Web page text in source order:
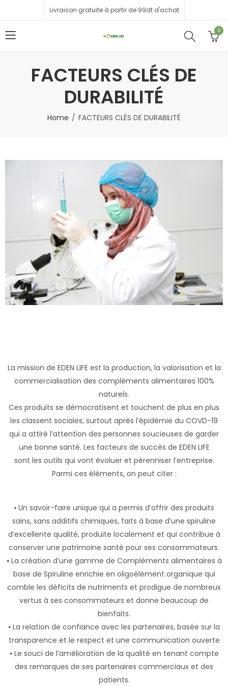
Livraison gratuite à partir de 99dt d'achat
0
FACTEURS CLÉS DE
DURABILITÉ
Home FACTEURS CLÉS DE DURABILITÉ
La mission de EDEN LIFE est la production, la valorisation et la
commercialisation des compléments alimentaires 100%
naturels.
Ces produits se démocratisent et touchent de plus en plus
les classent sociales, surtout après l’épidémie du COVD-19
qui a attiré l’attention des personnes soucieuses de garder
une bonne santé. Les facteurs de succès de EDEN LIFE
sont les outils qui vont évoluer et pérenniser l’entreprise.
Parmi ces éléments, on peut citer :
⦁ Un savoir-faire unique qui a permis d’offrir des produits
sains, sans additifs chimiques, faits à base d’une spiruline
d’excellente qualité, produite localement et qui contribue à
conserver une patrimoine santé pour ses consommateurs.
⦁ La création d’une gamme de Compléments alimentaires à
base de Spiruline enrichie en oligoélément organique qui
comble les déficits de nutriments et prodigue de nombreux
vertus à ses consommateurs et donne beaucoup de
bienfaits.
⦁ La relation de confiance avec les partenaires, basée sur la
transparence et le respect et une communication ouverte
⦁ Le souci de l’amélioration de la qualité en tenant compte
des remarques de ses partenaires commerciaux et des
patients.